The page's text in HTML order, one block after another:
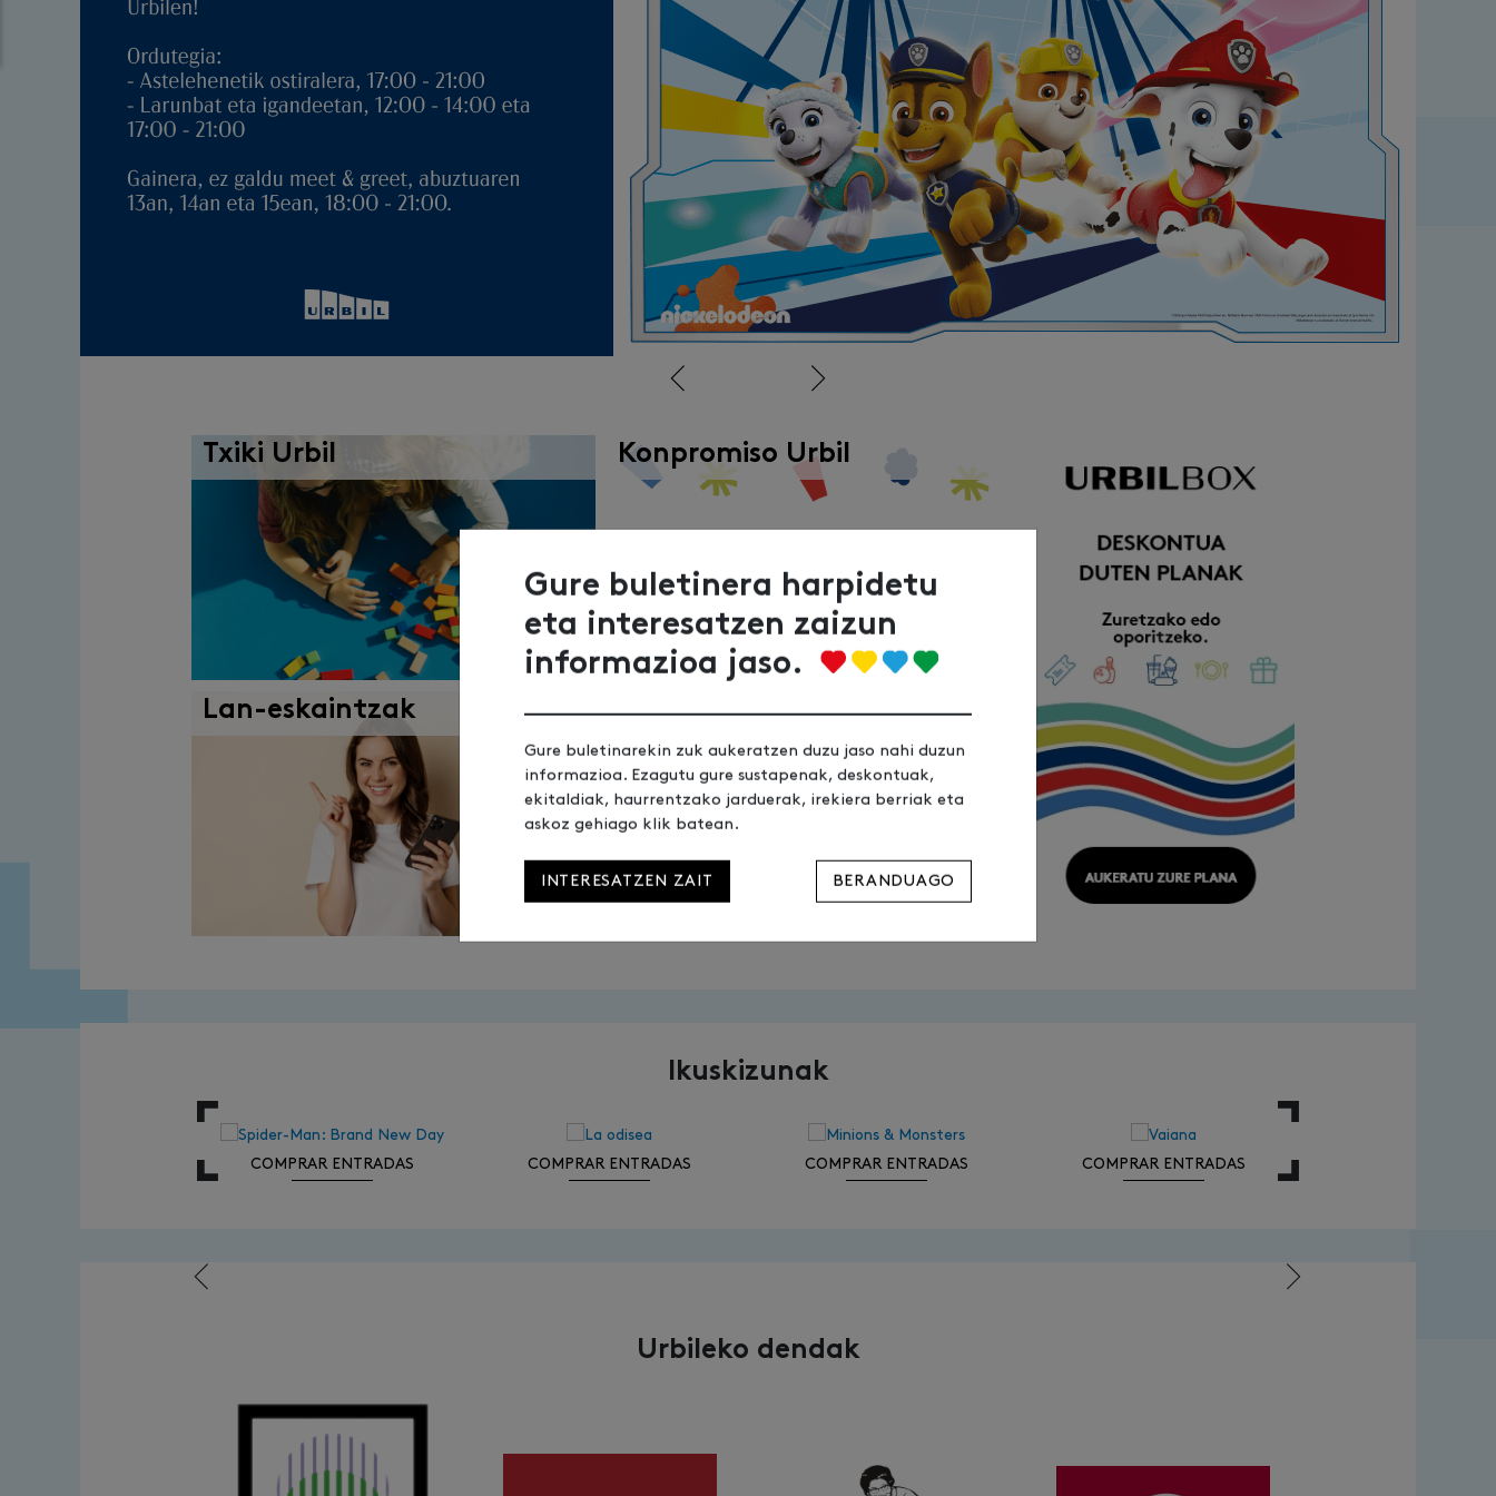
Aurrekoa Hurrengoa
Txiki Urbil Konpromiso Urbil
Lan-eskaintzak Ez galdu ezer
Ikuskizunak
COMPRAR ENTRADAS COMPRAR ENTRADAS COMPRAR ENTRADAS COMPRAR ENTRADAS
Urbileko dendak
Gure buletinera harpidetu
eta interesatzen zaizun
informazioa jaso.
Gure buletinarekin zuk aukeratzen duzu jaso nahi duzun
informazioa. Ezagutu gure sustapenak, deskontuak,
ekitaldiak, haurrentzako jarduerak, irekiera berriak eta
askoz gehiago klik batean.
INTERESATZEN ZAIT BERANDUAGO